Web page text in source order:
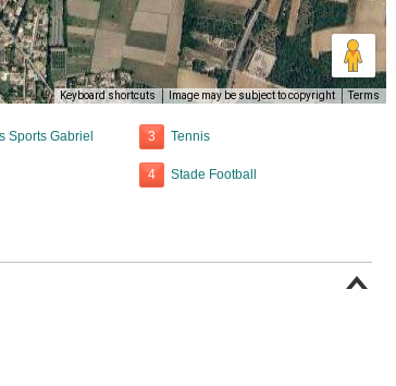
Keyboard shortcuts Image may be subject to copyright Terms
Sports Gabriel
3 Tennis
4 Stade Football